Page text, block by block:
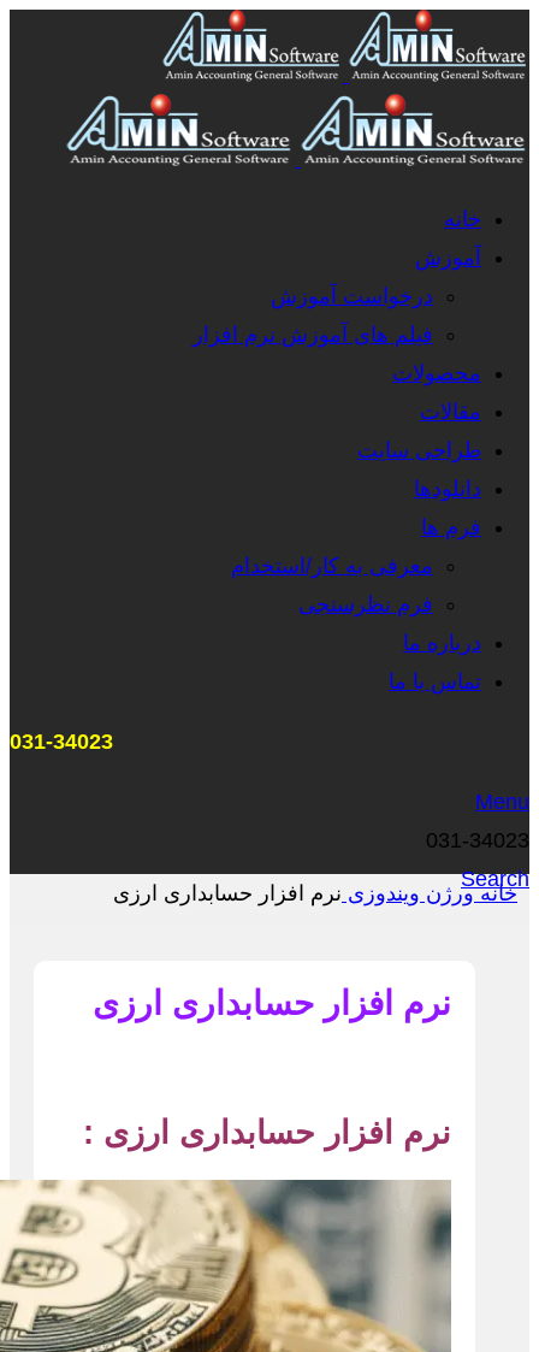
خانه
آموزش
درخواست آموزش
فیلم های آموزش نرم افزار
محصولات
مقالات
طراحی سایت
دانلودها
فرم ها
معرفی به کار/استخدام
فرم نظرسنجی
درباره ما
تماس با ما
031-34023
Menu
031-34023
Search
خانهورژن ویندوزی نرم افزار حسابداری ارزی
نرم افزار حسابداری ارزی
نرم افزار حسابداری ارزی :